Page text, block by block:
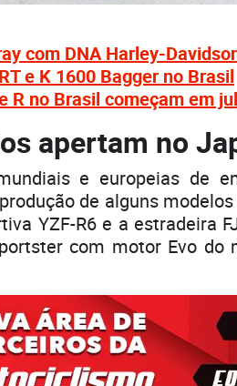
com DNA Harley-
e K 1600 Bagger no Brasil
R no Brasil começam em
apertam no
e europeias de
de alguns
YZF-R6 e a estradeira
com motor Evo do